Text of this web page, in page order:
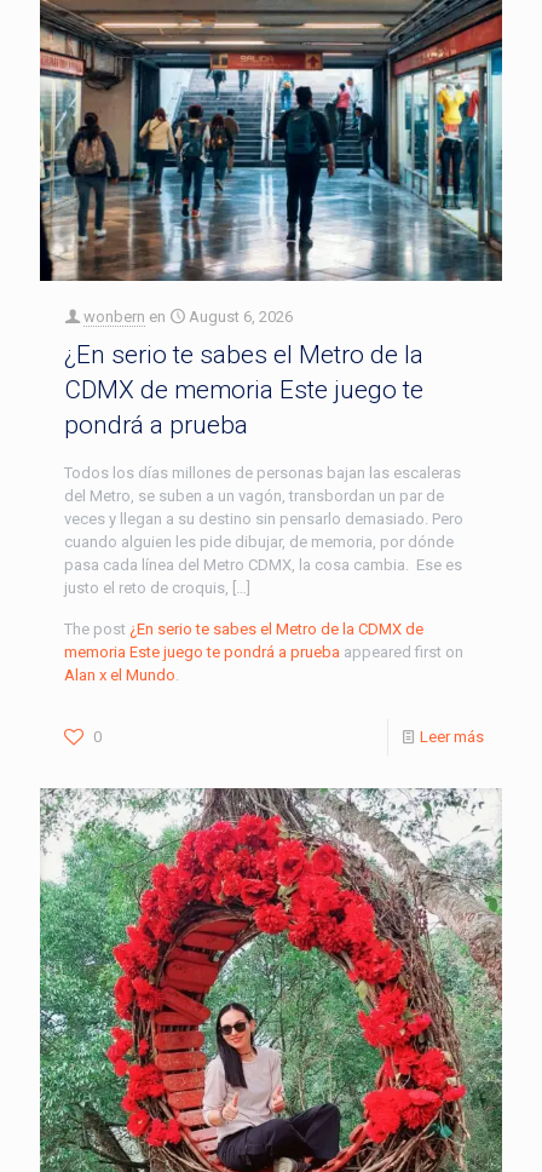
wonbern en August 6, 2026
¿En serio te sabes el Metro de la
CDMX de memoria Este juego te
pondrá a prueba
Todos los días millones de personas bajan las escaleras
del Metro, se suben a un vagón, transbordan un par de
veces y llegan a su destino sin pensarlo demasiado. Pero
cuando alguien les pide dibujar, de memoria, por dónde
pasa cada línea del Metro CDMX, la cosa cambia. Ese es
justo el reto de croquis, […]
The post ¿En serio te sabes el Metro de la CDMX de
memoria Este juego te pondrá a prueba appeared first on
Alan x el Mundo.
0 Leer más